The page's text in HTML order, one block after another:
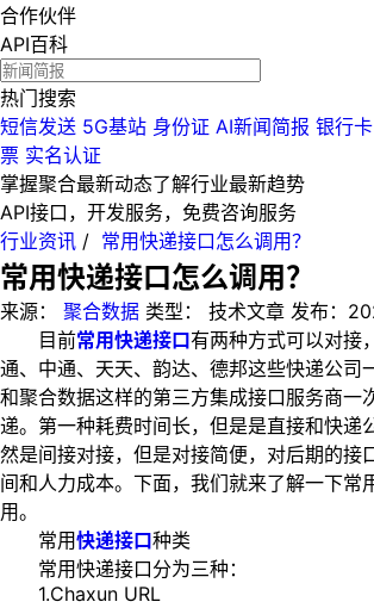
合作伙伴
API百科
热门搜索
短信发送 5G基站 身份证 AI新闻简报 银行卡
票 实名认证
掌握聚合最新动态了解行业最新趋势
API接口，开发服务，免费咨询服务
行业资讯 / 常用快递接口怎么调用？
常用快递接口怎么调用？
来源： 聚合数据 类型： 技术文章 发布：
目前常用快递接口有两种方式可以对接
通、中通、天天、韵达、德邦这些快递公司
和聚合数据这样的第三方集成接口服务商一
递。第一种耗费时间长，但是是直接和快递
然是间接对接，但是对接简便，对后期的接
间和人力成本。下面，我们就来了解一下常
用。
常用快递接口种类
常用快递接口分为三种：
1.Chaxun URL